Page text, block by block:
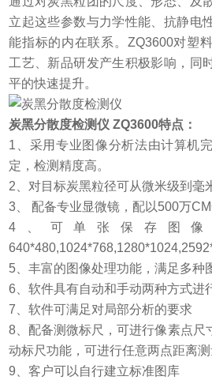
立起这些参数与力学性能、抗静电
能指标的内在联系。ZQ3600对塑
工艺、新品研发产生积极影响，同
平的快速提升。
炭黑分散度检测仪 ZQ3600特点：
1、采用专业图像分析法由计算机
定，检测精度高。
2、对目标炭黑粒径可从微米级到毫
3、 配备专业显微镜，配以500万
4、可单张保存图像
5、丰富的图像处理功能，满足多种
6、软件具有自动和手动两种方式进
7、软件可满足对局部分析的要求
8、配备测微标尺，可进行像素点尺
动标尺功能，可进行任意两点距离
9、客户可以自行建立标准图库